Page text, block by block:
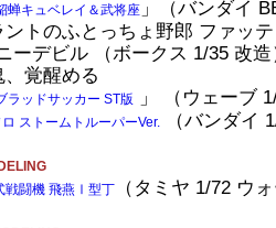
蝉キュベレイ＆武将座 」（バンダイ
ントのふとっちょ野郎 ファッ
ーデビル （ボークス 1/35 改造
、覚醒める
ラッドサッカー ST版
」 （ウェーブ
ストームトルーパーVer. （バンダイ
戦闘機 飛燕Ⅰ型丁 （タミヤ 1/72 ウ